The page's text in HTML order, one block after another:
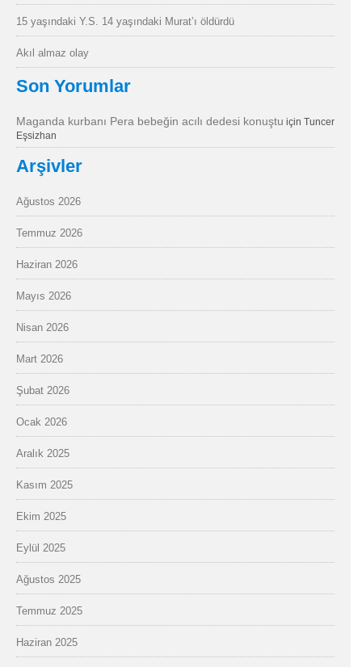
15 yaşındaki Y.S. 14 yaşındaki Murat’ı öldürdü
Akıl almaz olay
Son Yorumlar
Maganda kurbanı Pera bebeğin acılı dedesi konuştu için Tuncer
Eşsizhan
Arşivler
Ağustos 2026
Temmuz 2026
Haziran 2026
Mayıs 2026
Nisan 2026
Mart 2026
Şubat 2026
Ocak 2026
Aralık 2025
Kasım 2025
Ekim 2025
Eylül 2025
Ağustos 2025
Temmuz 2025
Haziran 2025